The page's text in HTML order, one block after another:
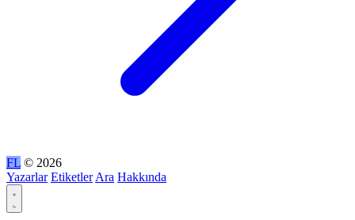
FL © 2026
Yazarlar Etiketler Ara Hakkında